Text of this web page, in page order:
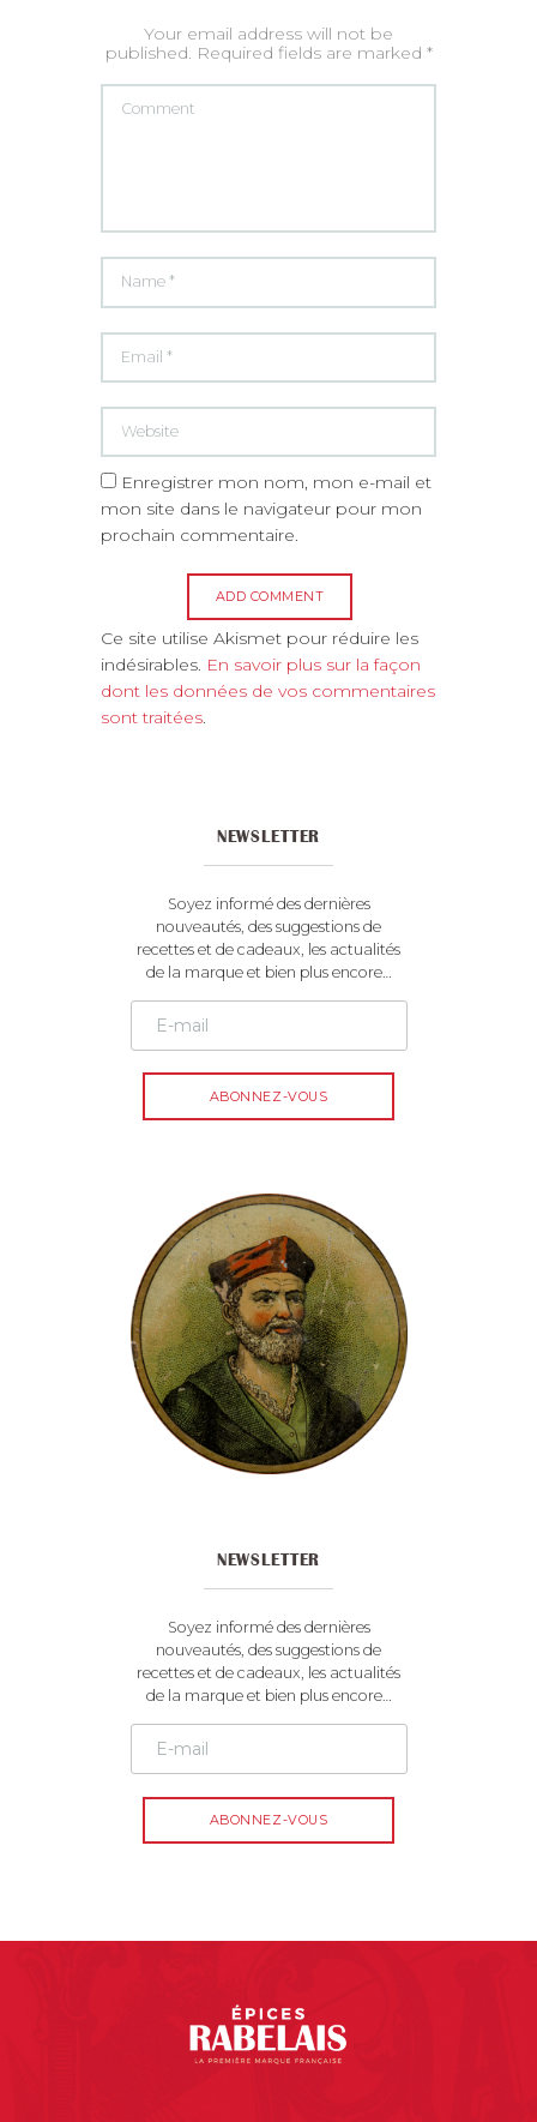
Your email address will not be
published. Required fields are marked *
Enregistrer mon nom, mon e-mail et
mon site dans le navigateur pour mon
prochain commentaire.
A
l
t
e
Ce site utilise Akismet pour réduire les
indésirables. En savoir plus sur la façon
dont les données de vos commentaires
sont traitées.
NEWSLETTER
Soyez informé des dernières
nouveautés, des suggestions de
recettes et de cadeaux, les actualités
de la marque et bien plus encore…
NEWSLETTER
Soyez informé des dernières
nouveautés, des suggestions de
recettes et de cadeaux, les actualités
de la marque et bien plus encore…